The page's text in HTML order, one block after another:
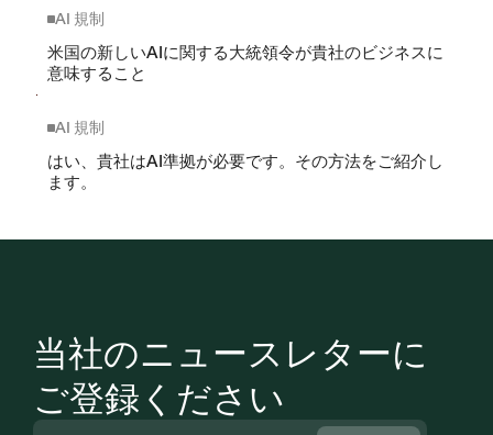
AI 規制
米国の新しいAIに関する大統領令が貴社のビジネスに
意味すること
AI 規制
はい、貴社はAI準拠が必要です。その方法をご紹介し
ます。
当社のニュースレターに
ご登録ください